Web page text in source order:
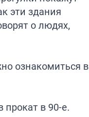
эти здания
о людях,
ознакомиться в
прокат в 90-е.